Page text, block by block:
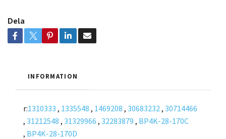
Dela
INFORMATION
r:1310333 , 1335548 , 1469208 , 30683232 , 30714466
, 31212548 , 31329966 , 32283879 , BP4K-28-170C
, BP4K-28-170D